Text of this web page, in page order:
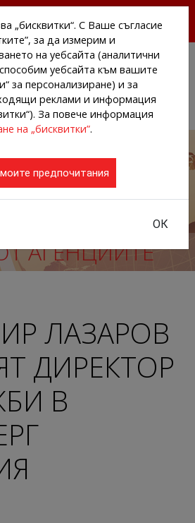
И КОМПАНИИТЕ
АГЕНЦИИТЕ
ЛАЗАРОВ
ДИРЕКТОР
В
„бисквитки“. С Ваше съгласие
за да измерим и
на уебсайта (аналитични
уебсайта към вашите
за персонализиране) и за
реклами и информация
За повече информация
на „бисквитки”.
предпочитания
ОК